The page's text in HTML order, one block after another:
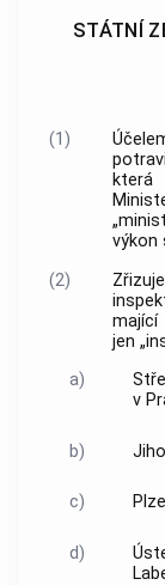
STÁTNÍ
(1)
výkon
(2)
jen
a)
v
b)
c)
d)